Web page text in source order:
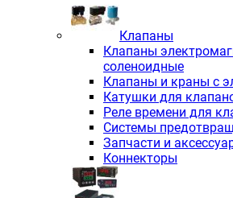
Клапаны
Клапаны
соленоидные
Клапаны и краны с
Катушки для
Реле времени для
Системы
Запчасти и
Коннекторы